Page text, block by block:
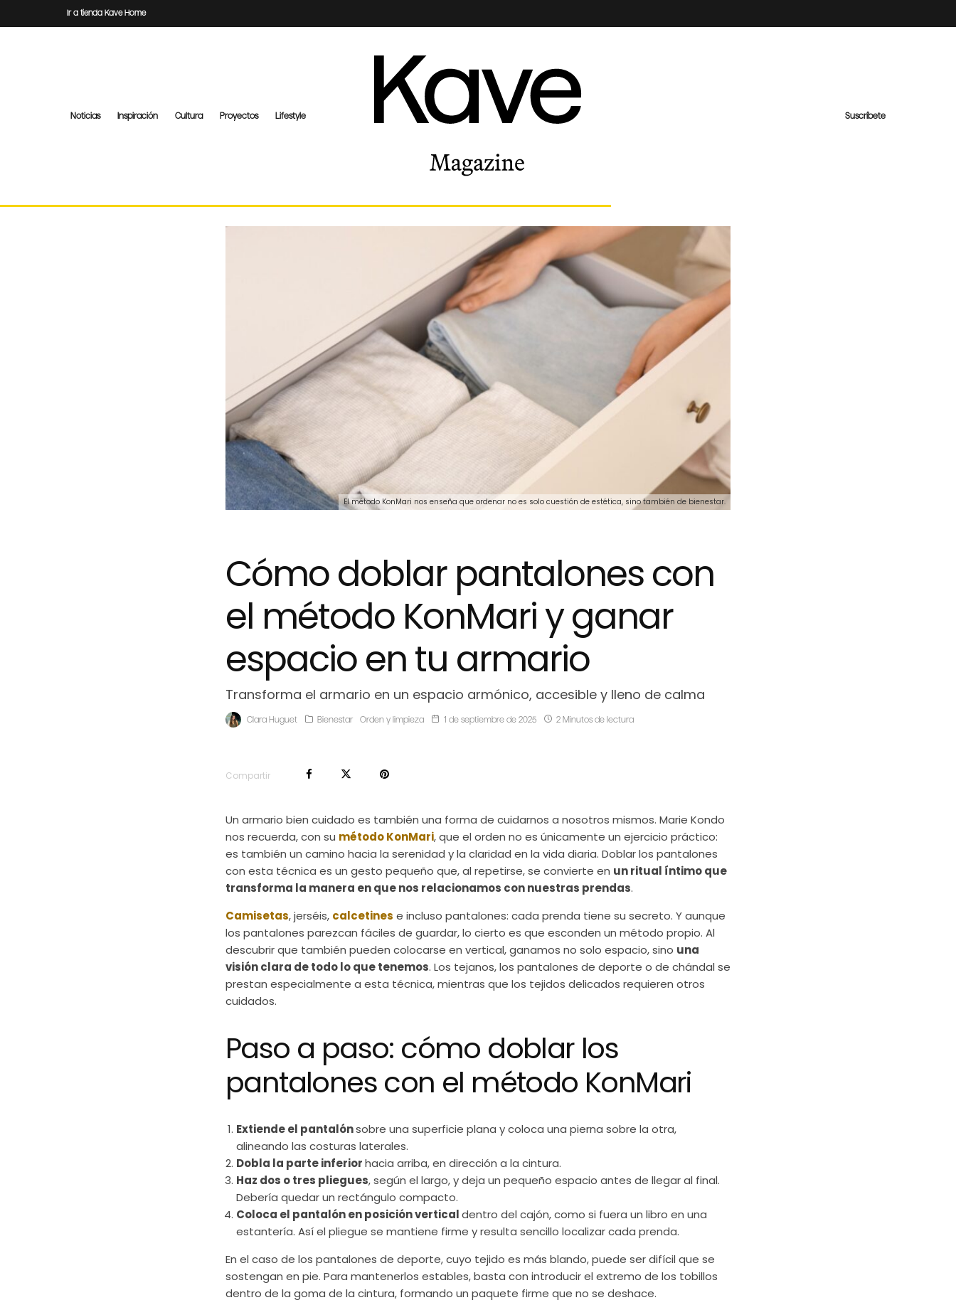
Ir a tienda Kave Home
Noticias Inspiración Cultura Proyectos Lifestyle Suscríbete
El método KonMari nos enseña que ordenar no es solo cuestión de estética, sino también de bienestar.
Cómo doblar pantalones con
el método KonMari y ganar
espacio en tu armario
Transforma el armario en un espacio armónico, accesible y lleno de calma
Clara Huguet Bienestar Orden y limpieza 1 de septiembre de 2025 2 Minutos de lectura
Compartir
Un armario bien cuidado es también una forma de cuidarnos a nosotros mismos. Marie Kondo
nos recuerda, con su método KonMari, que el orden no es únicamente un ejercicio práctico:
es también un camino hacia la serenidad y la claridad en la vida diaria. Doblar los pantalones
con esta técnica es un gesto pequeño que, al repetirse, se convierte en un ritual íntimo que
transforma la manera en que nos relacionamos con nuestras prendas.
Camisetas, jerséis, calcetines e incluso pantalones: cada prenda tiene su secreto. Y aunque
los pantalones parezcan fáciles de guardar, lo cierto es que esconden un método propio. Al
descubrir que también pueden colocarse en vertical, ganamos no solo espacio, sino una
visión clara de todo lo que tenemos. Los tejanos, los pantalones de deporte o de chándal se
prestan especialmente a esta técnica, mientras que los tejidos delicados requieren otros
cuidados.
Paso a paso: cómo doblar los
pantalones con el método KonMari
Extiende el pantalónsobre una superficie plana y coloca una pierna sobre la otra,
alineando las costuras laterales.
Dobla la parte inferiorhacia arriba, en dirección a la cintura.
Haz dos o tres pliegues, según el largo, y deja un pequeño espacio antes de llegar al final.
Debería quedar un rectángulo compacto.
Coloca el pantalón en posición verticaldentro del cajón, como si fuera un libro en una
estantería. Así el pliegue se mantiene firme y resulta sencillo localizar cada prenda.
En el caso de los pantalones de deporte, cuyo tejido es más blando, puede ser difícil que se
sostengan en pie. Para mantenerlos estables, basta con introducir el extremo de los tobillos
dentro de la goma de la cintura, formando un paquete firme que no se deshace.